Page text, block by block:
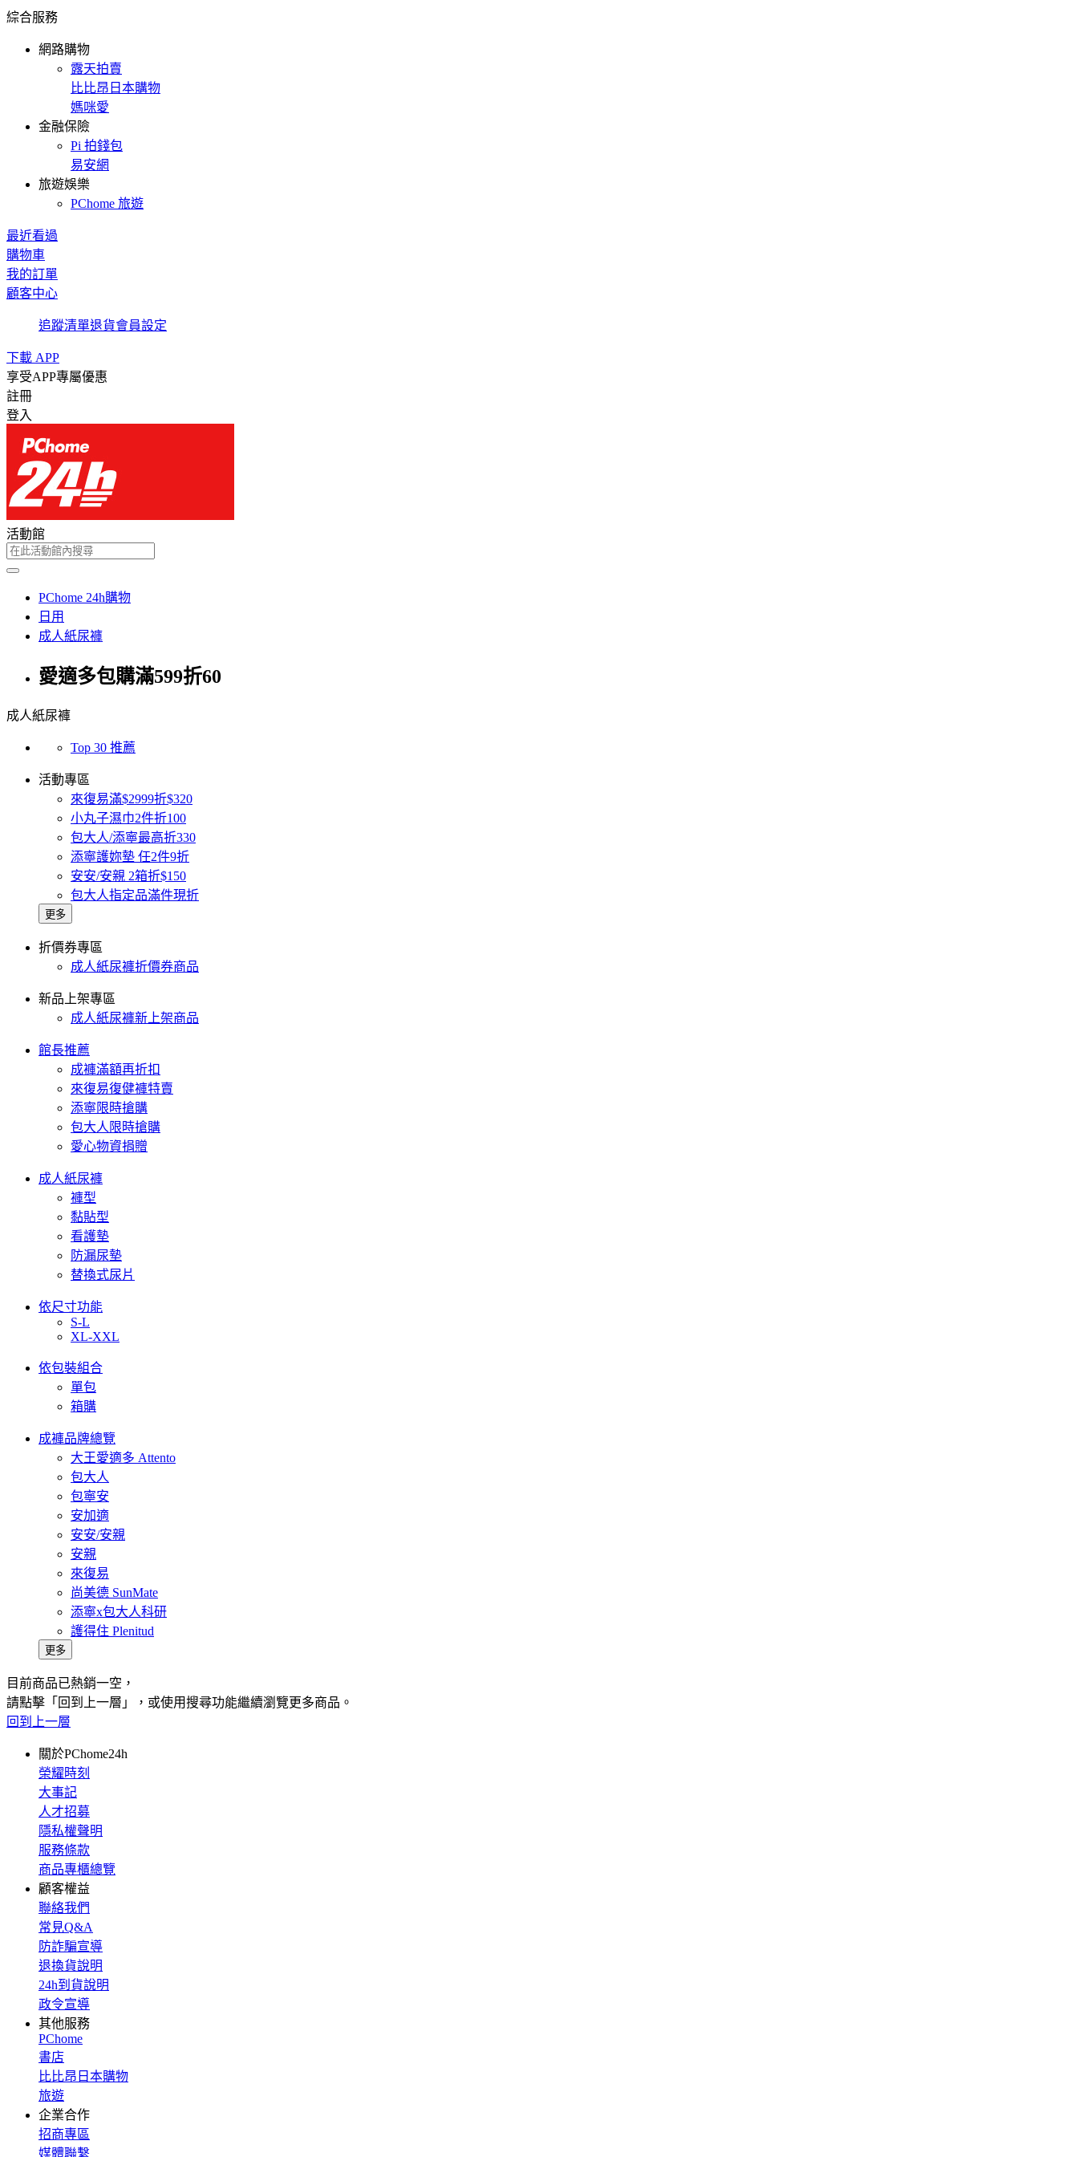
綜合服務
網路購物
露天拍賣
比比昂日本購物
媽咪愛
金融保險
Pi 拍錢包
易安網
旅遊娛樂
PChome 旅遊
最近看過
購物車
我的訂單
顧客中心
追蹤清單退貨會員設定
下載 APP
享受APP專屬優惠
註冊
登入
活動館
PChome 24h購物
日用
成人紙尿褲
愛適多包購滿599折60
成人紙尿褲
Top 30 推薦
活動專區
來復易滿$2999折$320
小丸子濕巾2件折100
包大人/添寧最高折330
添寧護妳墊 任2件9折
安安/安親 2箱折$150
包大人指定品滿件現折
更多
折價券專區
成人紙尿褲折價券商品
新品上架專區
成人紙尿褲新上架商品
館長推薦
成褲滿額再折扣
來復易復健褲特賣
添寧限時搶購
包大人限時搶購
愛心物資捐贈
成人紙尿褲
褲型
黏貼型
看護墊
防漏尿墊
替換式尿片
依尺寸功能
S-L
XL-XXL
依包裝組合
單包
箱購
成褲品牌總覽
大王愛適多 Attento
包大人
包寧安
安加適
安安/安親
安親
來復易
尚美德 SunMate
添寧x包大人科研
護得住 Plenitud
更多
目前商品已熱銷一空，
請點擊「回到上一層」，或使用搜尋功能繼續瀏覽更多商品。
回到上一層
關於PChome24h
榮耀時刻
大事記
人才招募
隱私權聲明
服務條款
商品專櫃總覽
顧客權益
聯絡我們
常見Q&A
防詐騙宣導
退換貨說明
24h到貨說明
政令宣導
其他服務
PChome
書店
比比昂日本購物
旅遊
企業合作
招商專區
媒體聯繫